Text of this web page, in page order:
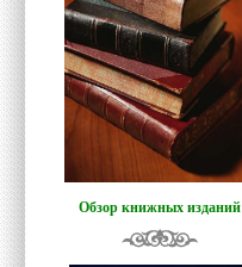
Обзор книжных изданий